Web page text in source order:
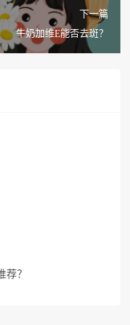
下一篇
牛奶加维E能否去斑？
？